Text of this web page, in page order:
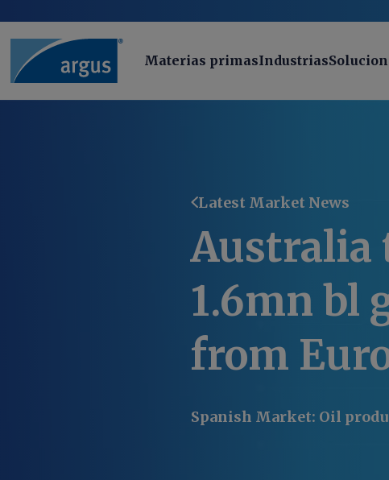
Materias primasIndustrias
Latest Market News
Australia
1.6mn bl
from
Spanish Market: Oil